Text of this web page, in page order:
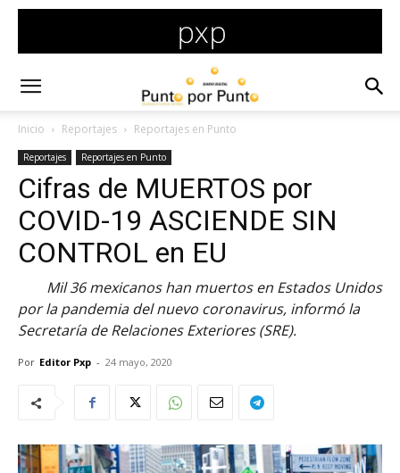
Inicio Reportajes Reportajes en Punto
Reportajes Reportajes en Punto
Cifras de MUERTOS por
COVID-19 ASCIENDE SIN
CONTROL en EU
Mil 36 mexicanos han muertos en Estados Unidos
por la pandemia del nuevo coronavirus, informó la
Secretaría de Relaciones Exteriores (SRE).
Por Editor Pxp - 24 mayo, 2020